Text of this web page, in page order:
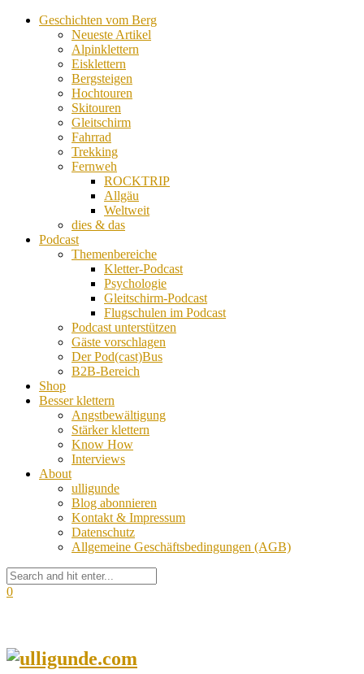
Geschichten vom Berg
Neueste Artikel
Alpinklettern
Eisklettern
Bergsteigen
Hochtouren
Skitouren
Gleitschirm
Fahrrad
Trekking
Fernweh
ROCKTRIP
Allgäu
Weltweit
dies & das
Podcast
Themenbereiche
Kletter-Podcast
Psychologie
Gleitschirm-Podcast
Flugschulen im Podcast
Podcast unterstützen
Gäste vorschlagen
Der Pod(cast)Bus
B2B-Bereich
Shop
Besser klettern
Angstbewältigung
Stärker klettern
Know How
Interviews
About
ulligunde
Blog abonnieren
Kontakt & Impressum
Datenschutz
Allgemeine Geschäftsbedingungen (AGB)
0